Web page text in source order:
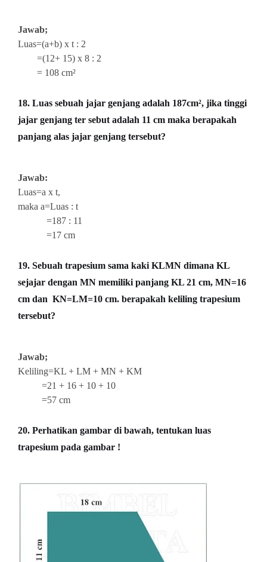
Jawab;
Luas=(a+b) x t : 2
=(12+ 15) x 8 : 2
= 108 cm²
18. Luas sebuah jajar genjang adalah 187cm², jika tinggi
jajar genjang ter sebut adalah 11 cm maka berapakah
panjang alas jajar genjang tersebut?
Jawab:
Luas=a x t,
maka a=Luas : t
=187 : 11
=17 cm
19. Sebuah trapesium sama kaki KLMN dimana KL
sejajar dengan MN memiliki panjang KL 21 cm, MN=16
cm dan KN=LM=10 cm. berapakah keliling trapesium
tersebut?
Jawab;
Keliling=KL + LM + MN + KM
=21 + 16 + 10 + 10
=57 cm
20. Perhatikan gambar di bawah, tentukan luas
trapesium pada gambar !